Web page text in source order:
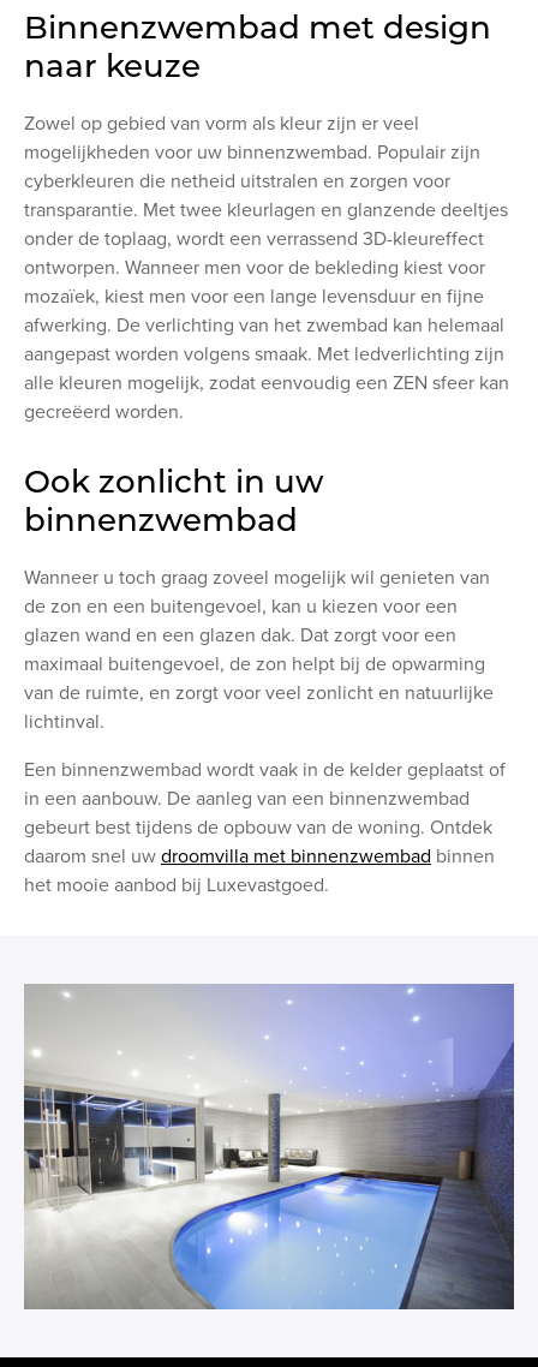
Binnenzwembad met design
naar keuze
Zowel op gebied van vorm als kleur zijn er veel
mogelijkheden voor uw binnenzwembad. Populair zijn
cyberkleuren die netheid uitstralen en zorgen voor
transparantie. Met twee kleurlagen en glanzende deeltjes
onder de toplaag, wordt een verrassend 3D-kleureffect
ontworpen. Wanneer men voor de bekleding kiest voor
mozaïek, kiest men voor een lange levensduur en fijne
afwerking. De verlichting van het zwembad kan helemaal
aangepast worden volgens smaak. Met ledverlichting zijn
alle kleuren mogelijk, zodat eenvoudig een ZEN sfeer kan
gecreëerd worden.
Ook zonlicht in uw
binnenzwembad
Wanneer u toch graag zoveel mogelijk wil genieten van
de zon en een buitengevoel, kan u kiezen voor een
glazen wand en een glazen dak. Dat zorgt voor een
maximaal buitengevoel, de zon helpt bij de opwarming
van de ruimte, en zorgt voor veel zonlicht en natuurlijke
lichtinval.
Een binnenzwembad wordt vaak in de kelder geplaatst of
in een aanbouw. De aanleg van een binnenzwembad
gebeurt best tijdens de opbouw van de woning. Ontdek
daarom snel uw droomvilla met binnenzwembad binnen
het mooie aanbod bij Luxevastgoed.